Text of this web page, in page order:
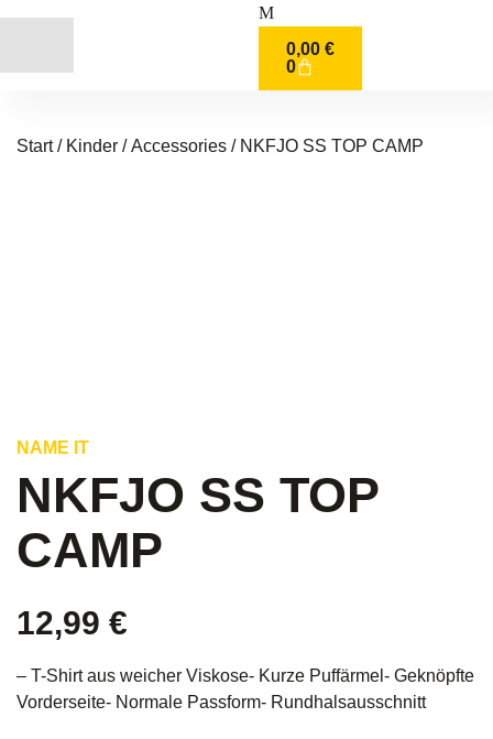
0,00 €
0
Start/ Kinder /Accessories / NKFJO SS TOP CAMP
NAME IT
NKFJO SS TOP
CAMP
12,99 €
– T-Shirt aus weicher Viskose- Kurze Puffärmel- Geknöpfte
Vorderseite- Normale Passform- Rundhalsausschnitt